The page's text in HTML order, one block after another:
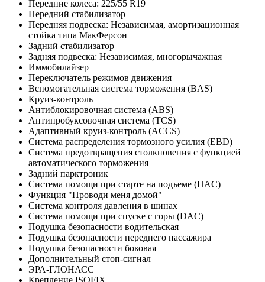
Передние колеса: 225/55 R19
Передний стабилизатор
Передняя подвеска: Независимая, амортизационная
стойка типа МакФерсон
Задний стабилизатор
Задняя подвеска: Независимая, многорычажная
Иммобилайзер
Переключатель режимов движения
Вспомогательная система торможения (BAS)
Круиз-контроль
Антиблокировочная система (ABS)
Антипробуксовочная система (TCS)
Адаптивный круиз-контроль (ACCS)
Система распределения тормозного усилия (EBD)
Система предотвращения столкновения с функцией
автоматического торможения
Задний парктроник
Система помощи при старте на подъеме (HAC)
Функция "Проводи меня домой"
Система контроля давления в шинах
Система помощи при спуске с горы (DAC)
Подушка безопасности водительская
Подушка безопасности переднего пассажира
Подушка безопасности боковая
Дополнительный стоп-сигнал
ЭРА-ГЛОНАСС